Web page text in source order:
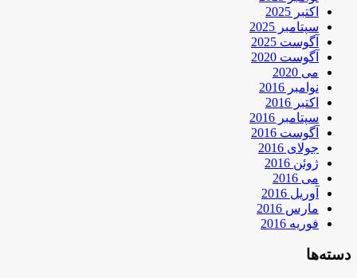
اکتبر 2025
سپتامبر 2025
آگوست 2025
آگوست 2020
می 2020
نوامبر 2016
اکتبر 2016
سپتامبر 2016
آگوست 2016
جولای 2016
ژوئن 2016
می 2016
آوریل 2016
مارس 2016
فوریه 2016
دسته‌ها